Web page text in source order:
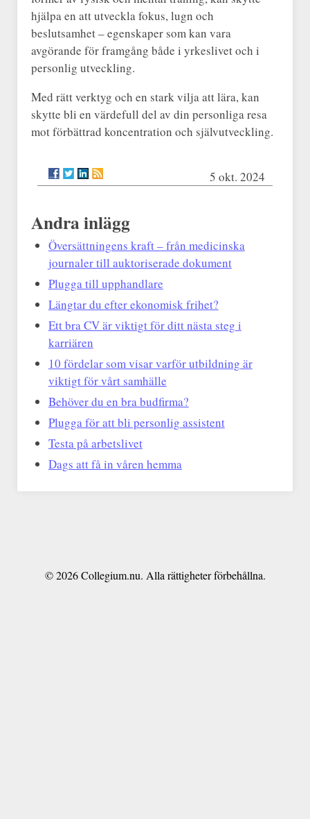
hjälpa en att utveckla fokus, lugn och
beslutsamhet – egenskaper som kan vara
avgörande för framgång både i yrkeslivet och i
personlig utveckling.
Med rätt verktyg och en stark vilja att lära, kan
skytte bli en värdefull del av din personliga resa
mot förbättrad koncentration och självutveckling.
5 okt. 2024
Andra inlägg
Översättningens kraft – från medicinska
journaler till auktoriserade dokument
Plugga till upphandlare
Längtar du efter ekonomisk frihet?
Ett bra CV är viktigt för ditt nästa steg i
karriären
10 fördelar som visar varför utbildning är
viktigt för vårt samhälle
Behöver du en bra budfirma?
Plugga för att bli personlig assistent
Testa på arbetslivet
Dags att få in våren hemma
© 2026 Collegium.nu. Alla rättigheter förbehållna.